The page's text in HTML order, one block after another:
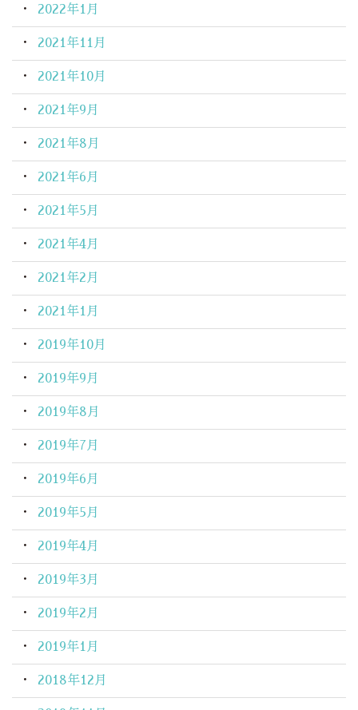
2022年1月
2021年11月
2021年10月
2021年9月
2021年8月
2021年6月
2021年5月
2021年4月
2021年2月
2021年1月
2019年10月
2019年9月
2019年8月
2019年7月
2019年6月
2019年5月
2019年4月
2019年3月
2019年2月
2019年1月
2018年12月